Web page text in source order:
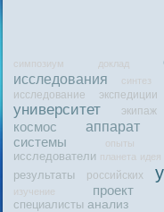
симпозиум доклад
исследования синтез
исследование экспедиции
университет экипаж
космос аппарат
системы опыты
исследователи планета идея
результаты
российских
изучение проект
специалисты анализ